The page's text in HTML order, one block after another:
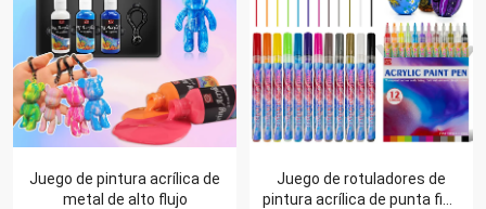
Juego de pintura acrílica de
metal de alto flujo
Juego de rotuladores de
pintura acrílica de punta fina